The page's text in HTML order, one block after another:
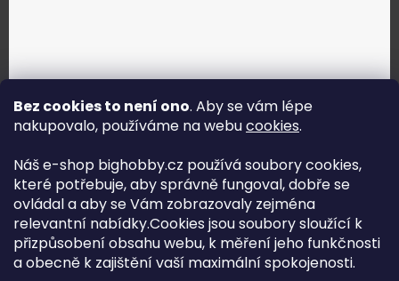
Bez cookies to není ono. Aby se vám lépe
nakupovalo, používáme na webucookies.
Náš e-shop bighobby.cz používá soubory cookies,
které potřebuje, aby správně fungoval, dobře se
ovládal a aby se Vám zobrazovaly zejména
relevantní nabídky.Cookies jsou soubory sloužící k
přizpůsobení obsahu webu, k měření jeho funkčnosti
a obecně k zajištění vaší maximální spokojenosti.
Jak vybrat správné servo?
Najít správné servo